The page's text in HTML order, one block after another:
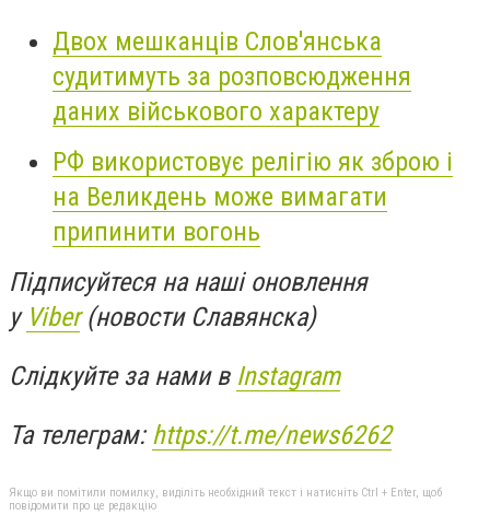
Двох мешканців Слов'янська
судитимуть за розповсюдження
даних військового характеру
РФ використовує релігію як зброю і
нa Великдень може вимaгaти
припинити вогонь
Підписуйтеся на наші оновлення
у Viber(новости Славянска)
Слідкуйте за нами в Instagram
Та телеграм: https://t.me/news6262
Якщо ви помітили помилку, виділіть необхідний текст і натисніть Ctrl + Enter, щоб
повідомити про це редакцію